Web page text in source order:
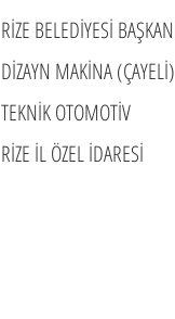
RİZE BELEDİYESİ
DİZAYN MAKİNA (ÇAYELİ)
TEKNİK OTOMOTİV
RİZE İL ÖZEL İDARESİ